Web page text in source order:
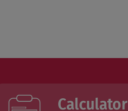
Calculator